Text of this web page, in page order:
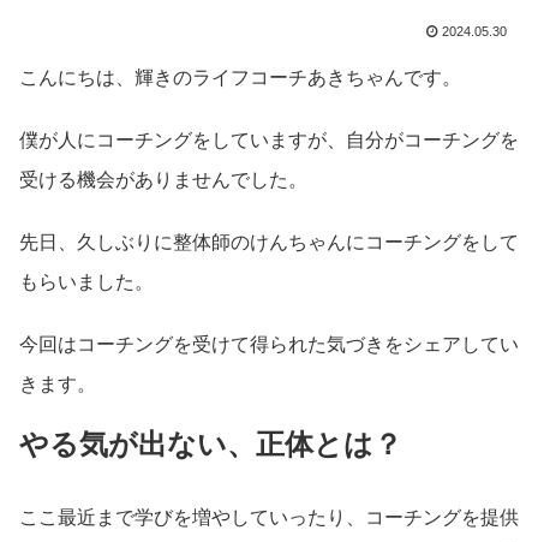
2024.05.30
こんにちは、輝きのライフコーチあきちゃんです。
僕が人にコーチングをしていますが、自分がコーチングを
受ける機会がありませんでした。
先日、久しぶりに整体師のけんちゃんにコーチングをして
もらいました。
今回はコーチングを受けて得られた気づきをシェアしてい
きます。
やる気が出ない、正体とは？
ここ最近まで学びを増やしていったり、コーチングを提供